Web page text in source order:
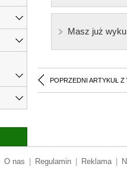
Masz już
POPRZEDNI ARTYKUŁ Z
O nas Regulamin Reklama